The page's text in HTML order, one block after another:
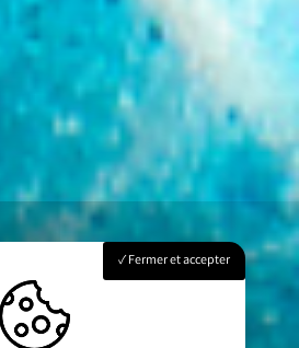
Fermer et accepter